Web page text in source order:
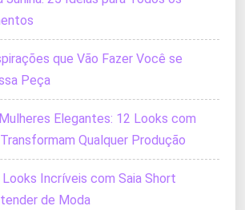
que Vão Fazer Você se
Peça
Elegantes: 12 Looks com
Qualquer Produção
Incríveis com Saia Short
de Moda